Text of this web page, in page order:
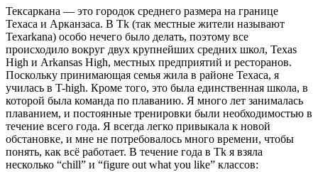
Тексаркана — это городок среднего размера на границе
Техаса и Арканзаса. В Tk (так местные жители называют
Texarkana) особо нечего было делать, поэтому все
происходило вокруг двух крупнейших средних школ, Texas
High и Arkansas High, местных предприятий и ресторанов.
Поскольку принимающая семья жила в районе Техаса, я
училась в T-high. Кроме того, это была единственная школа, в
которой была команда по плаванию. Я много лет занималась
плаванием, и постоянные тренировки были необходимостью в
течение всего года. Я всегда легко привыкала к новой
обстановке, и мне не потребовалось много времени, чтобы
понять, как всё работает. В течение года в Tk я взяла
несколько “chill” и “figure out what you like” классов: